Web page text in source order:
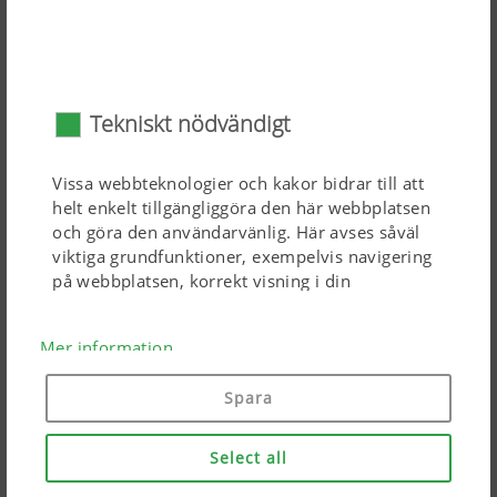
Tekniskt nödvändigt
Vissa webbteknologier och kakor bidrar till att
helt enkelt tillgängliggöra den här webbplatsen
och göra den användarvänlig. Här avses såväl
viktiga grundfunktioner, exempelvis navigering
på webbplatsen, korrekt visning i din
nämnda webbteknologierna och kakorna.
Kakans syfte Varaktighet
Mer information
Spara
Select all
möjliggör en perfekt genomblandning vid ett konstant
Vältar
Din skräddarsydda lösning